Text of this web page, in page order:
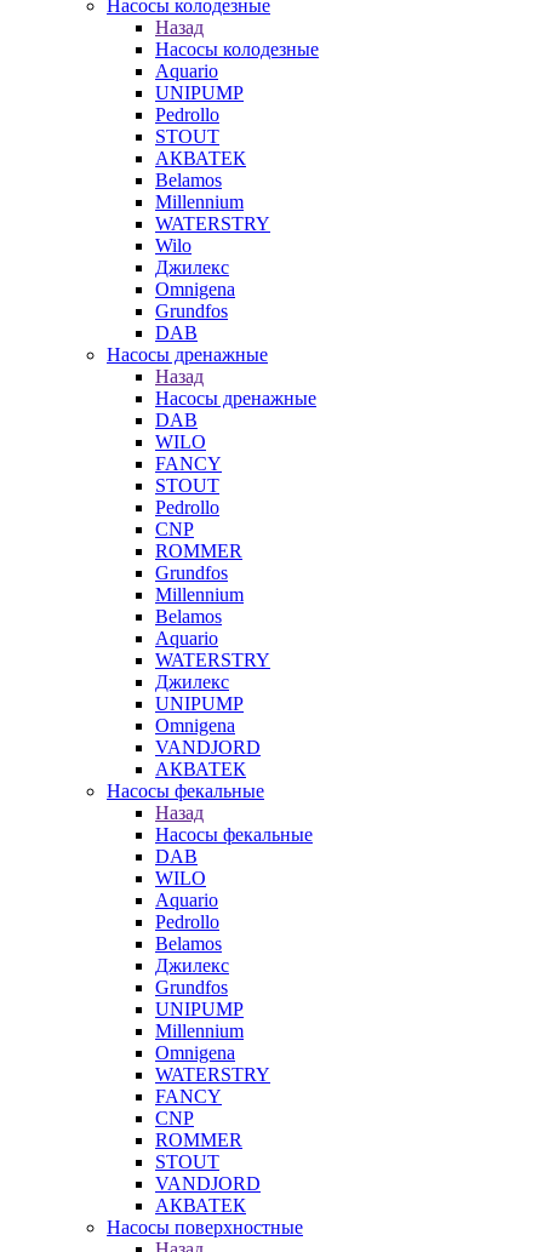
Насосы колодезные
Назад
Насосы колодезные
Aquario
UNIPUMP
Pedrollo
STOUT
АКВАТЕК
Belamos
Millennium
WATERSTRY
Wilo
Джилекс
Omnigena
Grundfos
DAB
Насосы дренажные
Назад
Насосы дренажные
DAB
WILO
FANCY
STOUT
Pedrollo
CNP
ROMMER
Grundfos
Millennium
Belamos
Aquario
WATERSTRY
Джилекс
UNIPUMP
Omnigena
VANDJORD
АКВАТЕК
Насосы фекальные
Назад
Насосы фекальные
DAB
WILO
Aquario
Pedrollo
Belamos
Джилекс
Grundfos
UNIPUMP
Millennium
Omnigena
WATERSTRY
FANCY
CNP
ROMMER
STOUT
VANDJORD
АКВАТЕК
Насосы поверхностные